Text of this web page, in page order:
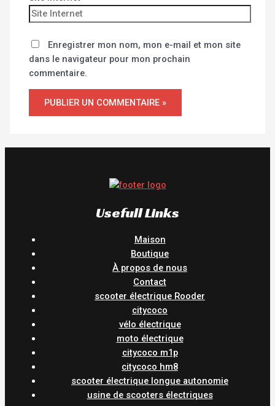
Enregistrer mon nom, mon e-mail et mon site
dans le navigateur pour mon prochain
commentaire.
Usefull Links
Maison
Boutique
À propos de nous
Contact
scooter électrique Rooder
citycoco
vélo électrique
moto électrique
citycoco m1p
citycoco hm8
scooter électrique longue autonomie
usine de scooters électriques